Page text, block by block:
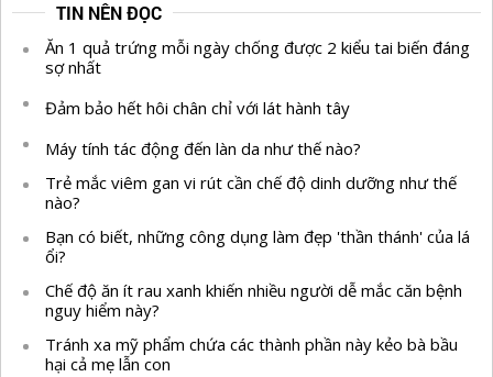
TIN NÊN ĐỌC
Ăn 1 quả trứng mỗi ngày chống được 2 kiểu tai biến đáng
sợ nhất
Đảm bảo hết hôi chân chỉ với lát hành tây
Máy tính tác động đến làn da như thế nào?
Trẻ mắc viêm gan vi rút cần chế độ dinh dưỡng như thế
nào?
Bạn có biết, những công dụng làm đẹp 'thần thánh' của lá
ổi?
Chế độ ăn ít rau xanh khiến nhiều người dễ mắc căn bệnh
nguy hiểm này?
Tránh xa mỹ phẩm chứa các thành phần này kẻo bà bầu
hại cả mẹ lẫn con